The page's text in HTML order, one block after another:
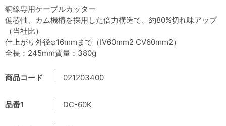
商品コード 021203400
品番1 DC-60K
銅線専用ケーブルカッター
偏芯軸、カム機構を採用した倍力構造で、約80%切れ味アップ
（当社比）
仕上がり外径φ16mmまで（IV60mm2 CV60mm2）
全長：245mm質量：380g